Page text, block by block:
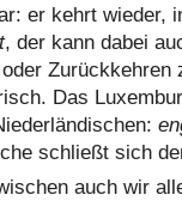
er kehrt wieder,
, der kann dabei
Das
schließt sich
auch wir